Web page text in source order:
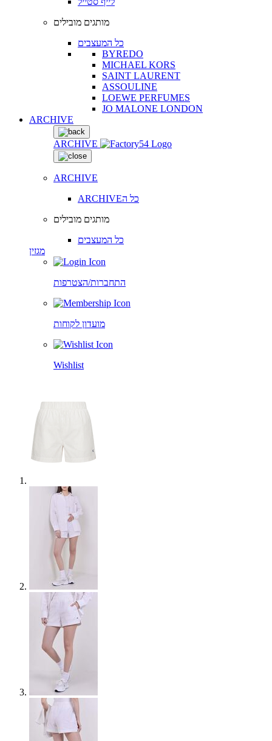
מותגים מובילים
כל המעצבים
BYREDO
MICHAEL KORS
SAINT LAURENT
ASSOULINE
LOEWE PERFUMES
JO MALONE LONDON
ARCHIVE
ARCHIVE
ARCHIVE
ARCHIVEכל ה
מותגים מובילים
כל המעצבים
מגזין
התחברות/הצטרפות
מועדון לקוחות
Wishlist